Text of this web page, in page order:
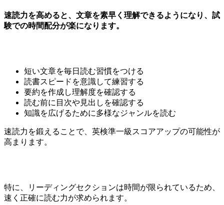
速読力を高めると、文章を素早く理解できるようになり、試
験での時間配分が楽になります。
短い文章を毎日読む習慣をつける
読書スピードを意識して練習する
要約を作成し理解度を確認する
読む前に目次や見出しを確認する
知識を広げるために多様なジャンルを読む
速読力を鍛えることで、英検準一級スコアアップの可能性が
高まります。
特に、リーディングセクションは時間が限られているため、
速く正確に読む力が求められます。